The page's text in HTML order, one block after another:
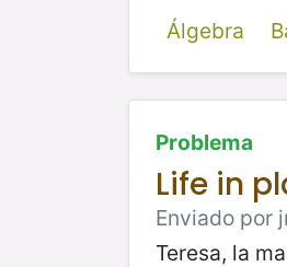
Álgebra
Problema
Life in
Enviado por
Teresa, la